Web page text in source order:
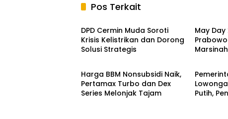
Pos Terkait
Daerah
DPD Cermin Muda Soroti
Krisis Kelistrikan dan Dorong
Solusi Strategis
May Day
Nasional
Harga BBM Nonsubsidi Naik,
Pertamax Turbo dan Dex
Series Melonjak Tajam
Nasional
Putih,